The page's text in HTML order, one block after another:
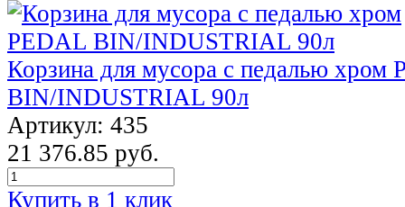
Корзина для мусора с педалью хром
BIN/INDUSTRIAL 90л
Артикул: 435
21 376.85 руб.
Купить в 1 клик